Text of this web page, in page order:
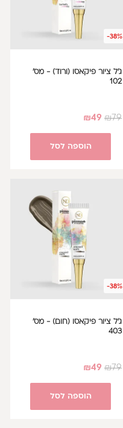
-38%
ג'ל ציור פיקאסו (ורוד) - מס'
102
₪79
₪49
הוספה לסל
-38%
ג'ל ציור פיקאסו (חום) - מס'
403
₪79
₪49
הוספה לסל